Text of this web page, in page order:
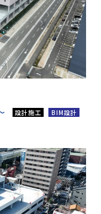
設計施工
BIM設計